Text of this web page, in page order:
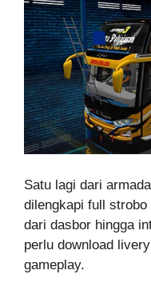
Satu lagi dari
dilengkapi full
dari dasbor hingga
perlu download
gameplay.